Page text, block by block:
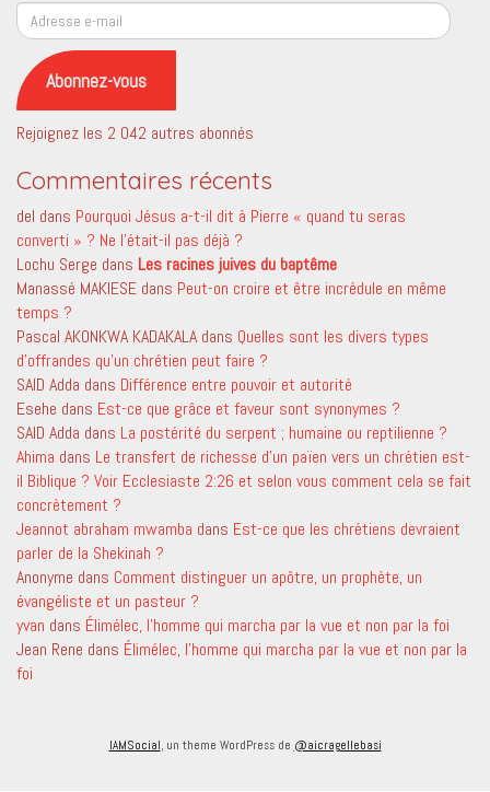
Adresse
e-
mail
Abonnez-vous
Rejoignez les 2 042 autres abonnés
Commentaires récents
del dans Pourquoi Jésus a-t-il dit à Pierre « quand tu seras
converti » ? Ne l’était-il pas déjà ?
Lochu Serge dans Les racines juives du baptême
Manassé MAKIESE dans Peut-on croire et être incrédule en même
temps ?
Pascal AKONKWA KADAKALA dans Quelles sont les divers types
d’offrandes qu’un chrétien peut faire ?
SAID Adda dans Différence entre pouvoir et autorité
Esehe dans Est-ce que grâce et faveur sont synonymes ?
SAID Adda dans La postérité du serpent ; humaine ou reptilienne ?
Ahima dans Le transfert de richesse d’un païen vers un chrétien est-
il Biblique ? Voir Ecclesiaste 2:26 et selon vous comment cela se fait
concrètement ?
Jeannot abraham mwamba dans Est-ce que les chrétiens devraient
parler de la Shekinah ?
Anonyme dans Comment distinguer un apôtre, un prophète, un
évangéliste et un pasteur ?
yvan dans Élimélec, l’homme qui marcha par la vue et non par la foi
Jean Rene dans Élimélec, l’homme qui marcha par la vue et non par la
foi
IAMSocial, un theme WordPress de @aicragellebasi